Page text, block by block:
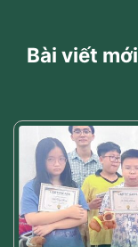
Bài viết mới